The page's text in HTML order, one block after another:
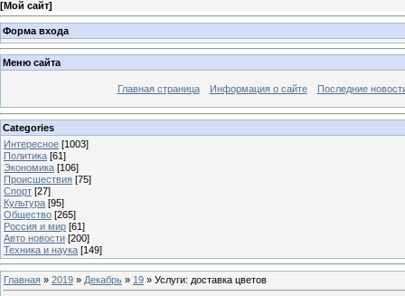
[Мой сайт]
Форма входа
Меню сайта
Главная страница Информация о сайте Последние
Categories
Интересное [1003]
Политика [61]
Экономика [106]
Происшествия [75]
Спорт [27]
Культура [95]
Общество [265]
Россия и мир [61]
Авто новости [200]
Техника и наука [149]
Главная » 2019 » Декабрь » 19 » Услуги: доставка цветов